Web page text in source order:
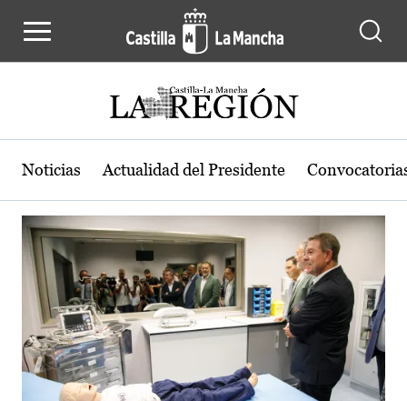
Actualidad de la región de Castilla-
Noticias Actualidad del Presidente